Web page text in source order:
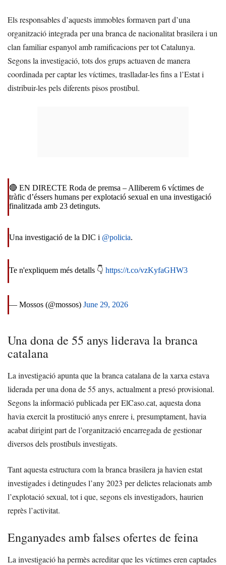
Els responsables d’aquests immobles formaven part d’una
organització integrada per una branca de nacionalitat brasilera i un
clan familiar espanyol amb ramificacions per tot Catalunya.
Segons la investigació, tots dos grups actuaven de manera
coordinada per captar les víctimes, traslladar-les fins a l’Estat i
distribuir-les pels diferents pisos prostíbul.
🔴 EN DIRECTE Roda de premsa – Alliberem 6 víctimes de
tràfic d’éssers humans per explotació sexual en una investigació
finalitzada amb 23 detinguts.
Una investigació de la DIC i @policia.
Te n'expliquem més detalls 👇 https://t.co/vzKyfaGHW3
— Mossos (@mossos) June 29, 2026
Una dona de 55 anys liderava la branca
catalana
La investigació apunta que la branca catalana de la xarxa estava
liderada per una dona de 55 anys, actualment a presó provisional.
Segons la informació publicada per ElCaso.cat, aquesta dona
havia exercit la prostitució anys enrere i, presumptament, havia
acabat dirigint part de l’organització encarregada de gestionar
diversos dels prostíbuls investigats.
Tant aquesta estructura com la branca brasilera ja havien estat
investigades i detingudes l’any 2023 per delictes relacionats amb
l’explotació sexual, tot i que, segons els investigadors, haurien
reprès l’activitat.
Enganyades amb falses ofertes de feina
La investigació ha permès acreditar que les víctimes eren captades